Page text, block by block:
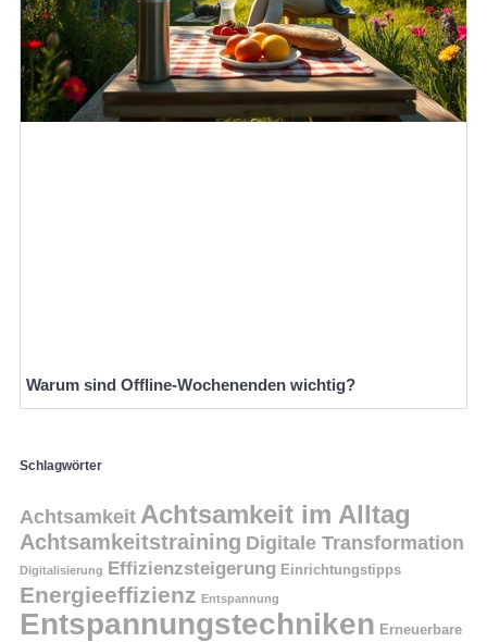
Warum sind Offline-Wochenenden wichtig?
Schlagwörter
Achtsamkeit Achtsamkeit im Alltag
Achtsamkeitstraining Digitale Transformation
Digitalisierung Effizienzsteigerung Einrichtungstipps
Energieeffizienz Entspannung
Entspannungstechniken Erneuerbare